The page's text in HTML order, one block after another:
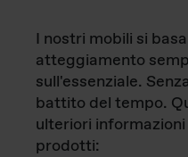
I nostri mobili si
atteggiamento
sull'essenziale.
battito del tempo.
ulteriori
prodotti: